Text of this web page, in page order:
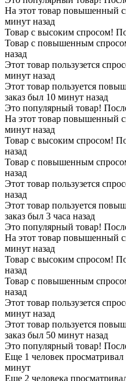
На этот товар повышенный
минут назад
Товар с высоким спросом!
Товар с повышенным
назад
Этот товар пользузется
минут назад
Этот товар пользуется
заказ был 10 минут назад
Это популярный товар!
На этот товар повышенный
минут назад
Товар с высоким спросом!
назад
Товар с повышенным
назад
Этот товар пользузется
назад
Этот товар пользуется
заказ был 3 часа назад
Это популярный товар!
На этот товар повышенный
минут назад
Товар с высоким спросом!
назад
Товар с повышенным
назад
Этот товар пользузется
минут назад
Этот товар пользуется
заказ был 50 минут назад
Это популярный товар!
Еще 1 человек просматривал
минут
Еще 2 человека